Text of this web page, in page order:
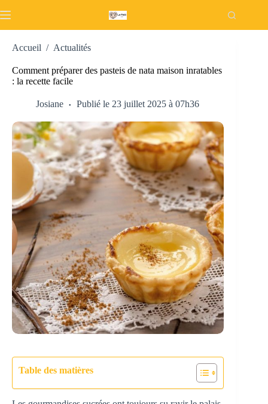
au
Accueil / Actualités
Comment préparer des pasteis de nata maison inratables
: la recette facile
Josiane Publié le 23 juillet 2025 à 07h36
Table des matières